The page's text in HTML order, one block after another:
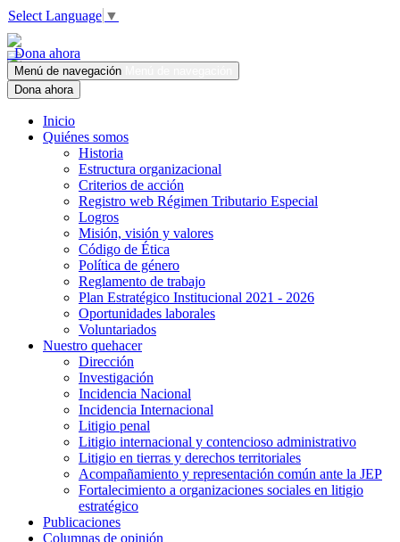
Select Language ▼
Dona ahora
Menú de navegación
Dona ahora
Inicio
Quiénes somos
Historia
Estructura organizacional
Criterios de acción
Registro web Régimen Tributario Especial
Logros
Misión, visión y valores
Código de Ética
Política de género
Reglamento de trabajo
Plan Estratégico Institucional 2021 - 2026
Oportunidades laborales
Voluntariados
Nuestro quehacer
Dirección
Investigación
Incidencia Nacional
Incidencia Internacional
Litigio penal
Litigio internacional y contencioso administrativo
Litigio en tierras y derechos territoriales
Acompañamiento y representación común ante la JEP
Fortalecimiento a organizaciones sociales en litigio
estratégico
Publicaciones
Columnas de opinión